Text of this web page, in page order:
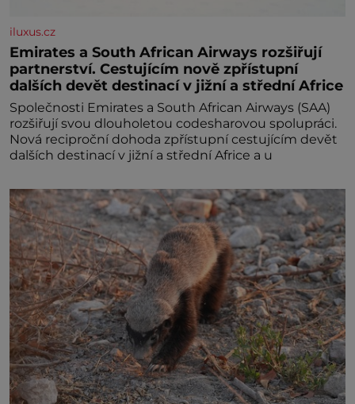
iluxus.cz
Emirates a South African Airways rozšiřují
partnerství. Cestujícím nově zpřístupní
dalších devět destinací v jižní a střední Africe
Společnosti Emirates a South African Airways (SAA)
rozšiřují svou dlouholetou codesharovou spolupráci.
Nová reciproční dohoda zpřístupní cestujícím devět
dalších destinací v jižní a střední Africe a u